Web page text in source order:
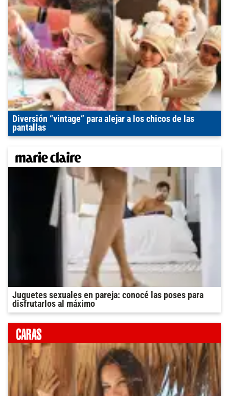
Diversión “vintage” para alejar a los chicos de las
pantallas
Juguetes sexuales en pareja: conocé las poses para
disfrutarlos al máximo